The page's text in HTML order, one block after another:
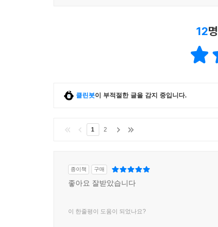
12
클린봇이 부적절한 글을 감지 중입니다.
1 2
종이책 구매
좋아요 잘받았습니다
이 한줄평이 도움이 되었나요?